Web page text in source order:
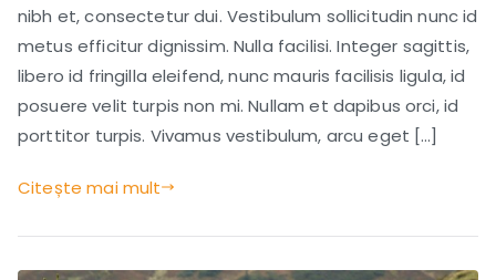
Ideas.
nibh et, consectetur dui. Vestibulum sollicitudin nunc id
metus efficitur dignissim. Nulla facilisi. Integer sagittis,
libero id fringilla eleifend, nunc mauris facilisis ligula, id
posuere velit turpis non mi. Nullam et dapibus orci, id
porttitor turpis. Vivamus vestibulum, arcu eget […]
Citește mai mult